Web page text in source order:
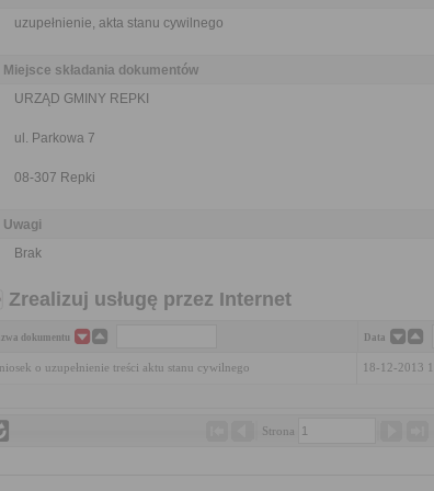
uzupełnienie, akta stanu cywilnego
Miejsce składania dokumentów
URZĄD GMINY REPKI
ul. Parkowa 7
08-307 Repki
Uwagi
Brak
Zrealizuj usługę przez Internet
dokumentu Data
o uzupełnienie treści aktu stanu cywilnego 18-12-2013
Strona